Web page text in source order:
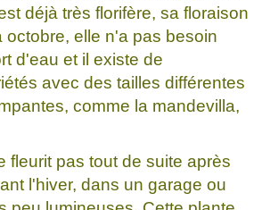
déjà très florifère, sa floraison
octobre, elle n'a pas besoin
d'eau et il existe de
avec des tailles différentes
comme la mandevilla,
fleurit pas tout de suite après
l'hiver, dans un garage ou